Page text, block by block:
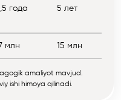
года 5 лет
млн 15 млн
amaliyot mavjud.
ishi himoya qilinadi.